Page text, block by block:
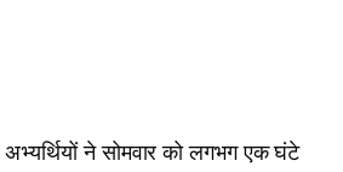
ने सोमवार को लगभग एक घंटे